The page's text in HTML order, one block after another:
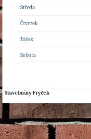
Středa
Čtvrtek
Pátek
Sobota
Stavebniny Fryček